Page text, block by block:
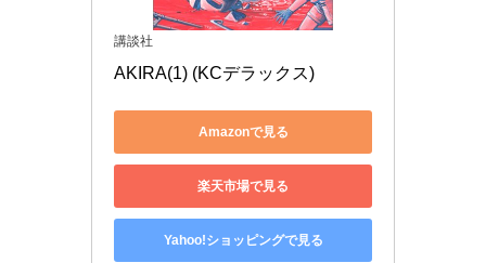
講談社
AKIRA(1) (KCデラックス)
Amazonで見る
楽天市場で見る
Yahoo!ショッピングで見る